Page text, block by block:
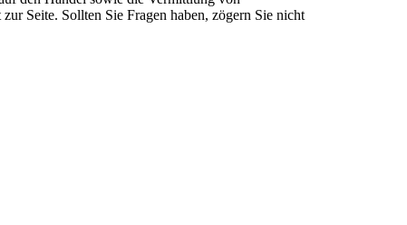
Seite. Sollten Sie Fragen haben, zögern Sie nicht